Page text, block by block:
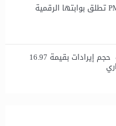
خدمات البترول البحرية PMS تطلق بوابتها الرقمية
عاجل .. سيدبك تستهدف حجم إيرادات بقيمة 16.97